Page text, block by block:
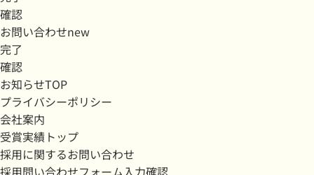
確認
お問い合わせnew
完了
確認
お知らせTOP
プライバシーポリシー
会社案内
受賞実績トップ
採用に関するお問い合わせ
採用問い合わせフォーム入力確認